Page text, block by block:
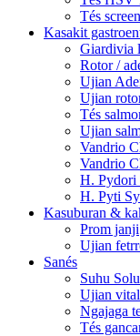
Tés
Kasakit
Giardivia
Rotor /
Ujian
Ujian
Tés
Ujian
Vandrio
Vandrio
H. Pydori
H. Pyti
Kasuburan &
Prom janji
Ujian
Sanés
Suhu
Ujian
Ngajaga
Tés